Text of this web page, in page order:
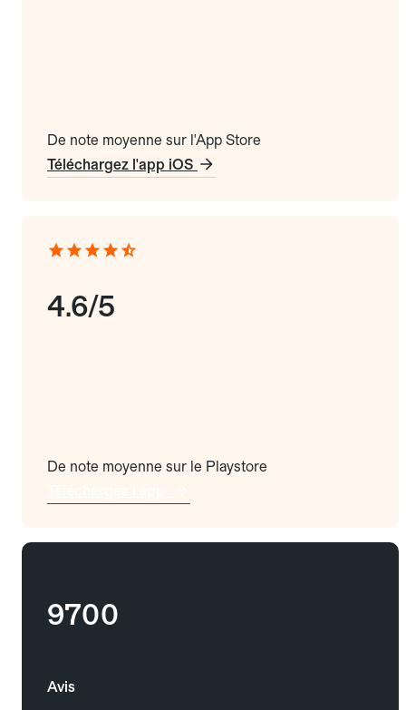
De note moyenne sur l'App Store
Téléchargez l'app iOS
4.6/5
De note moyenne sur le Playstore
9700
Avis